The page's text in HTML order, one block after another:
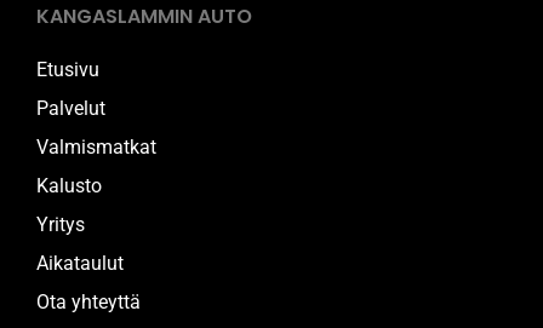
KANGASLAMMIN AUTO
Etusivu
Palvelut
Valmismatkat
Kalusto
Yritys
Aikataulut
Ota yhteyttä